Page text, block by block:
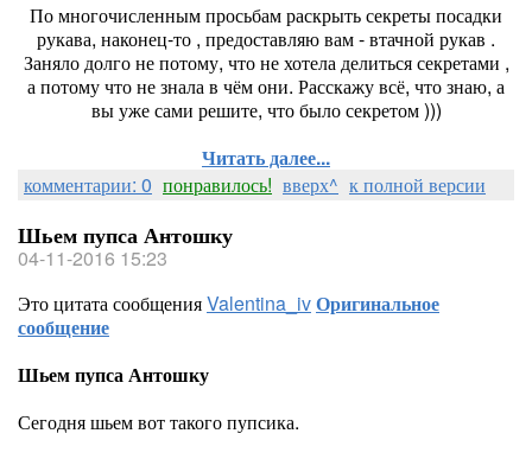
По многочисленным просьбам раскрыть секреты посадки
рукава, наконец-то , предоставляю вам - втачной рукав .
Заняло долго не потому, что не хотела делиться секретами ,
а потому что не знала в чём они. Расскажу всё, что знаю, а
вы уже сами решите, что было секретом )))
Читать далее...
комментарии: 0 понравилось! вверх^ к полной версии
Шьем пупса Антошку
04-11-2016 15:23
Это цитата сообщенияValentina_ivОригинальное
сообщение
Шьем пупса Антошку
Сегодня шьем вот такого пупсика.